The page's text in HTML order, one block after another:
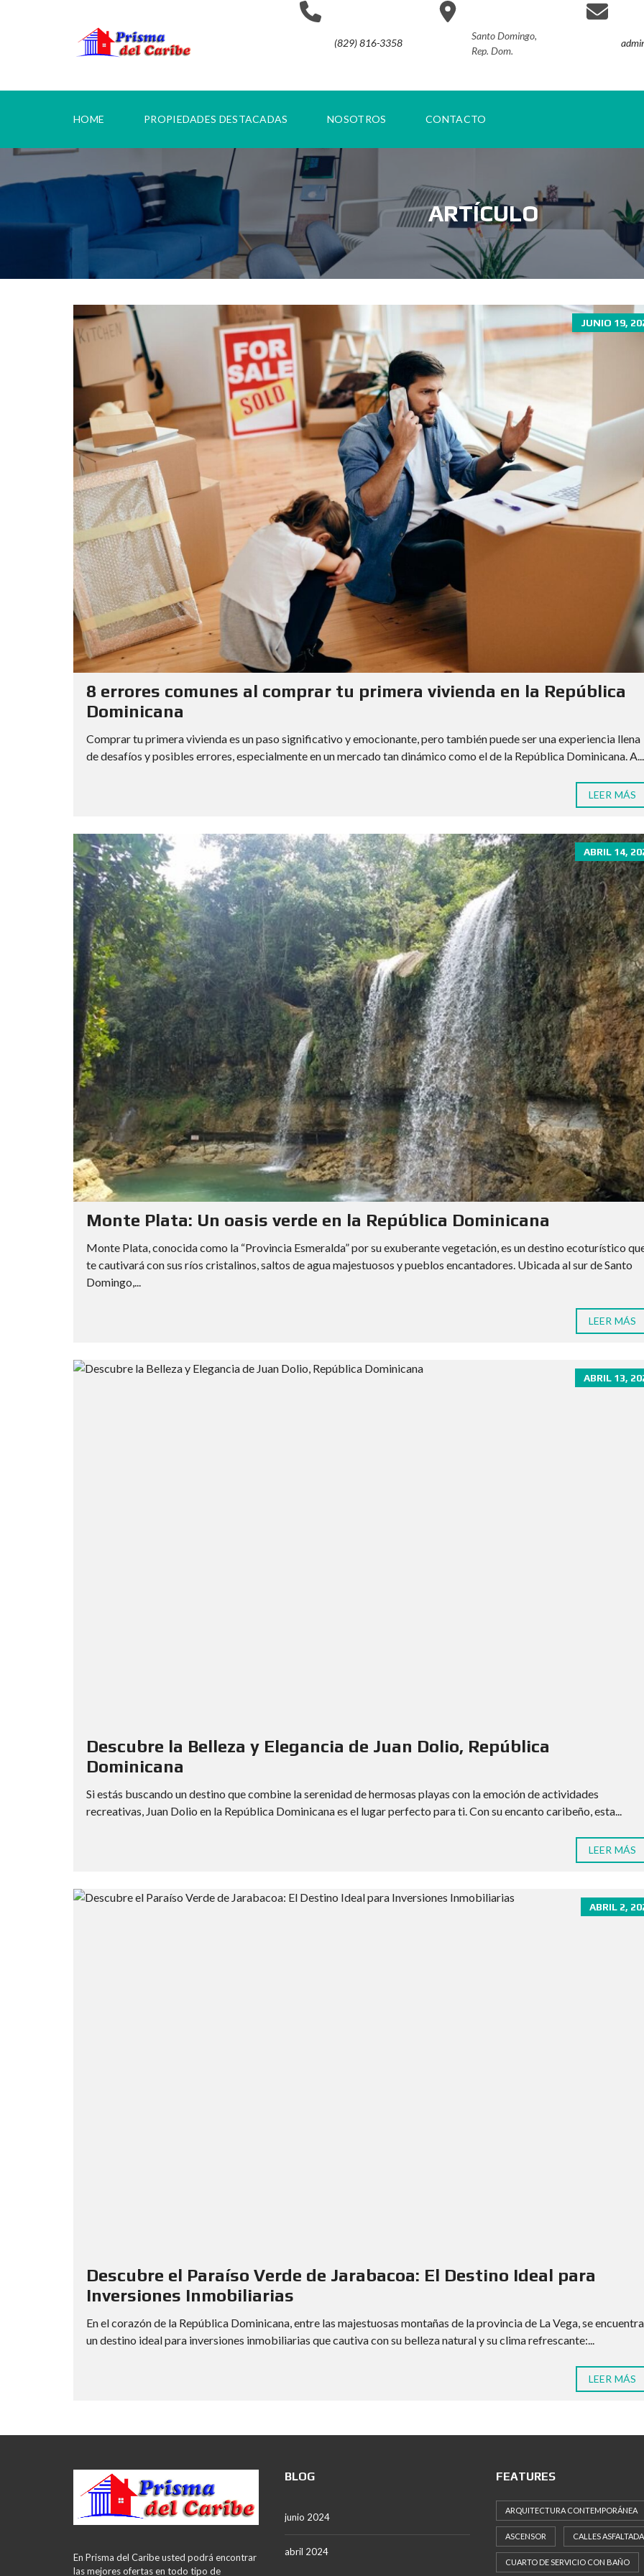
(829) 816-3358
Santo Domingo,
Rep. Dom.
HOME PROPIEDADES DESTACADAS NOSOTROS CONTACTO
ARTÍCULO
JUNIO 19,
8 errores comunes al comprar tu primera vivienda en la República
Dominicana
Comprar tu primera vivienda es un paso significativo y emocionante, pero también puede ser una experiencia llena
de desafíos y posibles errores, especialmente en un mercado tan dinámico como el de la República Dominicana. A...
LEER MÁS
ABRIL 14,
Monte Plata: Un oasis verde en la República Dominicana
Monte Plata, conocida como la “Provincia Esmeralda” por su exuberante vegetación, es un destino ecoturístico
te cautivará con sus ríos cristalinos, saltos de agua majestuosos y pueblos encantadores. Ubicada al sur de Santo
Domingo,...
LEER MÁS
ABRIL 13,
Descubre la Belleza y Elegancia de Juan Dolio, República
Dominicana
Si estás buscando un destino que combine la serenidad de hermosas playas con la emoción de actividades
recreativas, Juan Dolio en la República Dominicana es el lugar perfecto para ti. Con su encanto caribeño, esta...
LEER MÁS
ABRIL 2,
Descubre el Paraíso Verde de Jarabacoa: El Destino Ideal para
Inversiones Inmobiliarias
En el corazón de la República Dominicana, entre las majestuosas montañas de la provincia de La Vega, se encuentra
un destino ideal para inversiones inmobiliarias que cautiva con su belleza natural y su clima refrescante:...
LEER MÁS
En Prisma del Caribe usted podrá encontrar
las mejores ofertas en todo tipo de
BLOG
junio 2024
abril 2024
FEATURES
ARQUITECTURA CONTEMPORÁNEA
ASCENSOR CALLES
CUARTO DE SERVICIO CON BAÑO